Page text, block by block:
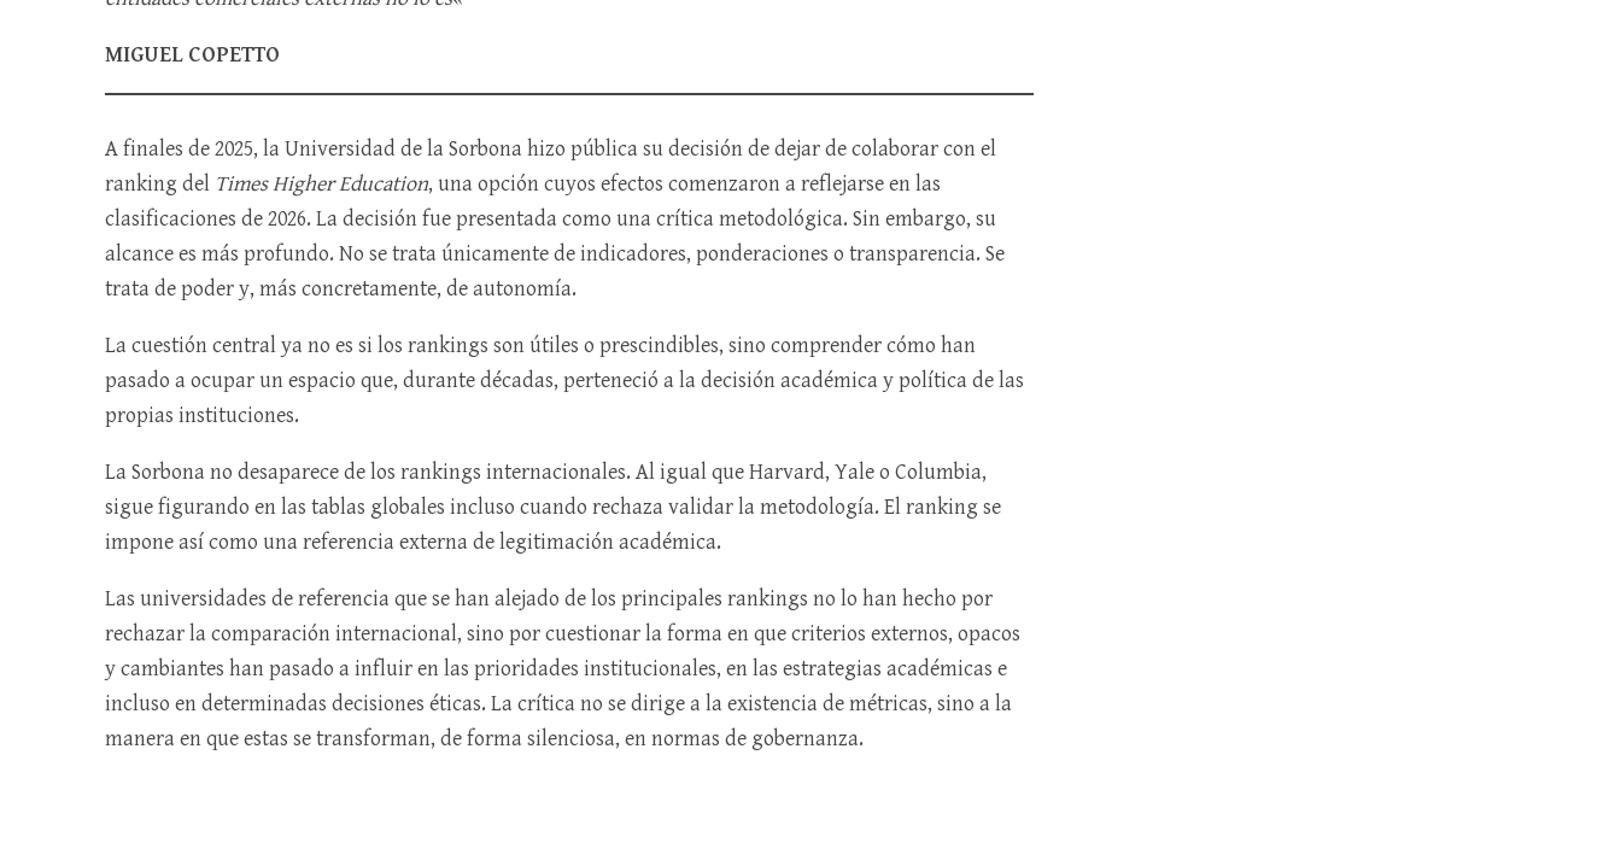
MIGUEL COPETTO
A finales de 2025, la Universidad de la Sorbona hizo pública su decisión de dejar de colaborar con el
ranking del Times Higher Education, una opción cuyos efectos comenzaron a reflejarse en las
clasificaciones de 2026. La decisión fue presentada como una crítica metodológica. Sin embargo, su
alcance es más profundo. No se trata únicamente de indicadores, ponderaciones o transparencia. Se
trata de poder y, más concretamente, de autonomía.
La cuestión central ya no es si los rankings son útiles o prescindibles, sino comprender cómo han
pasado a ocupar un espacio que, durante décadas, perteneció a la decisión académica y política de las
propias instituciones.
La Sorbona no desaparece de los rankings internacionales. Al igual que Harvard, Yale o Columbia,
sigue figurando en las tablas globales incluso cuando rechaza validar la metodología. El ranking se
impone así como una referencia externa de legitimación académica.
Las universidades de referencia que se han alejado de los principales rankings no lo han hecho por
rechazar la comparación internacional, sino por cuestionar la forma en que criterios externos, opacos
y cambiantes han pasado a influir en las prioridades institucionales, en las estrategias académicas e
incluso en determinadas decisiones éticas. La crítica no se dirige a la existencia de métricas, sino a la
manera en que estas se transforman, de forma silenciosa, en normas de gobernanza.